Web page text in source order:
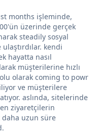
months işleminde,
üzerinde gerçek
steadily sosyal
kendi
hayatta nasıl
müşterilerine hızlı
olarak coming to powr
ve müşterilere
aslında, sitelerinde
ziyaretçilerin
uzun süre